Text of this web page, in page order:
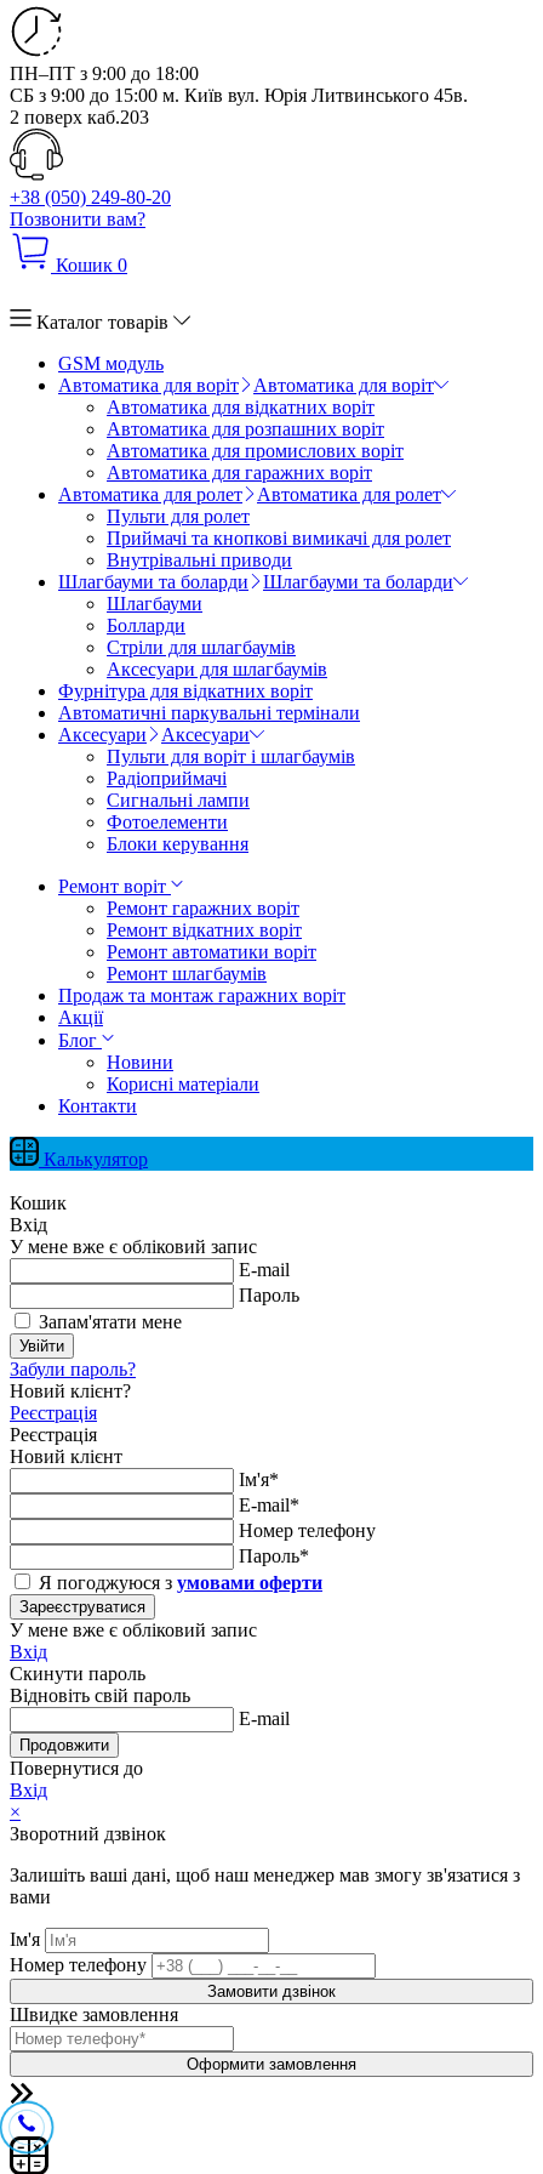
ПН–ПТ з 9:00 до 18:00
СБ з 9:00 до 15:00 м. Київ вул. Юрія Литвинського 45в.
2 поверх каб.203
+38 (050) 249-80-20
Позвонити вам?
Кошик 0
Каталог товарів
GSM модуль
Автоматика для воріт
Автоматика для воріт
Автоматика для відкатних воріт
Автоматика для розпашних воріт
Автоматика для промислових воріт
Автоматика для гаражних воріт
Автоматика для ролет
Автоматика для ролет
Пульти для ролет
Приймачі та кнопкові вимикачі для ролет
Внутрівальні приводи
Шлагбауми та боларди
Шлагбауми та боларди
Шлагбауми
Болларди
Стріли для шлагбаумів
Аксесуари для шлагбаумів
Фурнітура для відкатних воріт
Автоматичні паркувальні термінали
Аксесуари
Аксесуари
Пульти для воріт і шлагбаумів
Радіоприймачі
Сигнальні лампи
Фотоелементи
Блоки керування
Ремонт воріт
Ремонт гаражних воріт
Ремонт відкатних воріт
Ремонт автоматики воріт
Ремонт шлагбаумів
Продаж та монтаж гаражних воріт
Акції
Блог
Новини
Корисні матеріали
Контакти
Калькулятор
Кошик
Вхід
У мене вже є обліковий запис
E-mail
Пароль
Запам'ятати мене
Увійти
Забули пароль?
Новий клієнт?
Реєстрація
Реєстрація
Новий клієнт
Ім'я*
E-mail*
Номер телефону
Пароль*
Я погоджуюся з умовами оферти
Зареєструватися
У мене вже є обліковий запис
Вхід
Скинути пароль
Відновіть свій пароль
E-mail
Продовжити
Повернутися до
Вхід
×
Зворотний дзвінок
Залишіть ваші дані, щоб наш менеджер мав змогу зв'язатися з
вами
Ім'я
Номер телефону
Замовити дзвінок
Швидке замовлення
Оформити замовлення